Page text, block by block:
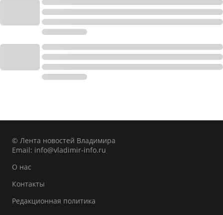
© Лента новостей Владимира
Email: info@vladimir-info.ru
О нас
Контакты
Редакционная политика